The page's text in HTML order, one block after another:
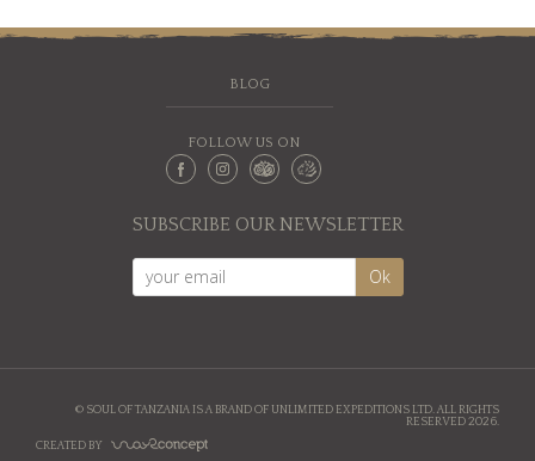
BLOG
FOLLOW US ON
SUBSCRIBE OUR NEWSLETTER
© SOUL OF TANZANIA IS A BRAND OF UNLIMITED EXPEDITIONS LTD. ALL RIGHTS
RESERVED 2026.
CREATED BY